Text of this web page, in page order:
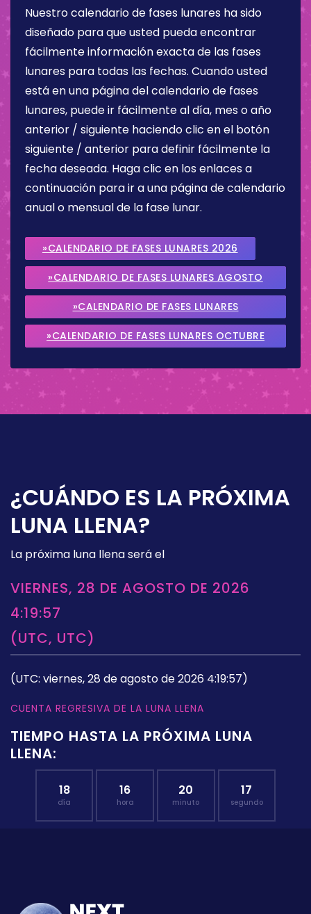
Nuestro calendario de fases lunares ha sido
diseñado para que usted pueda encontrar
fácilmente información exacta de las fases
lunares para todas las fechas. Cuando usted
está en una página del calendario de fases
lunares, puede ir fácilmente al día, mes o año
anterior / siguiente haciendo clic en el botón
siguiente / anterior para definir fácilmente la
fecha deseada. Haga clic en los enlaces a
continuación para ir a una página de calendario
anual o mensual de la fase lunar.
»CALENDARIO DE FASES LUNARES 2026
»CALENDARIO DE FASES LUNARES AGOSTO
2026
»CALENDARIO DE FASES LUNARES
SEPTIEMBRE 2026
»CALENDARIO DE FASES LUNARES OCTUBRE
¿CUÁNDO ES LA PRÓXIMA
LUNA LLENA?
La próxima luna llena será el
VIERNES, 28 DE AGOSTO DE 2026
4:19:57
(UTC, UTC)
(UTC: viernes, 28 de agosto de 2026 4:19:57)
CUENTA REGRESIVA DE LA LUNA LLENA
TIEMPO HASTA LA PRÓXIMA LUNA
LLENA:
18
día
16
hora
20
minuto
16
segundo